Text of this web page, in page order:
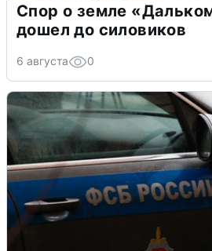
Спор о земле
дошел до силовиков
6 августа 0